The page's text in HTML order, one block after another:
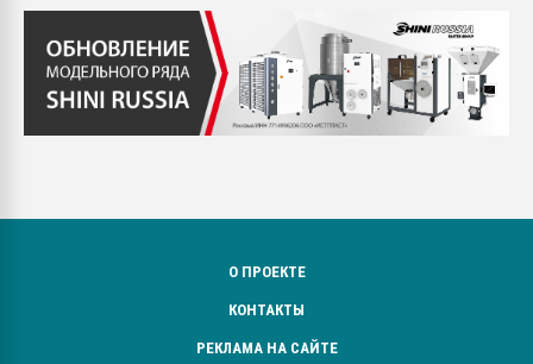
О ПРОЕКТЕ
КОНТАКТЫ
РЕКЛАМА НА САЙТЕ